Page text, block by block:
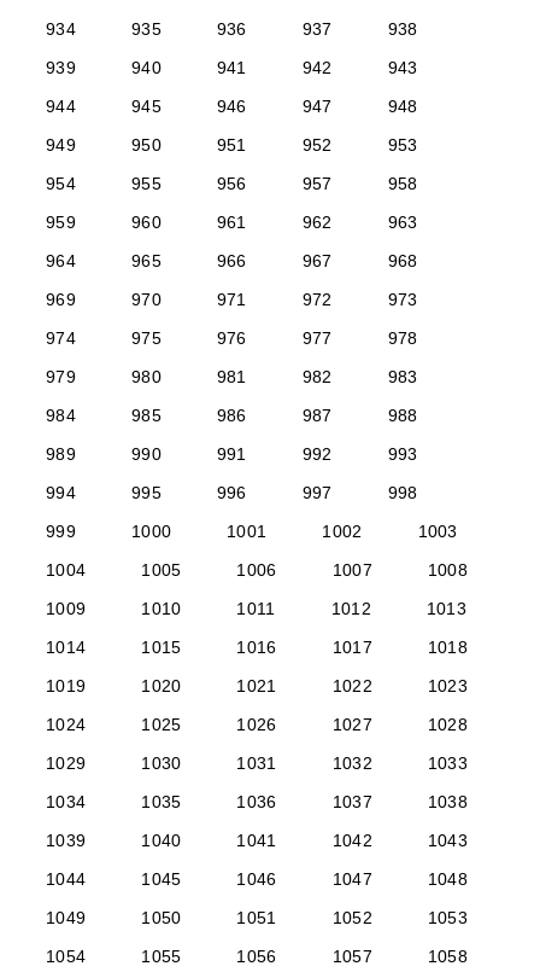
934 935 936 937
938
939
940 941 942
943
944
945 946 947
948
949
950 951 952
953
954
955 956 957
958
959
960 961 962
963
964
965 966 967
968
969
970 971 972
973
974
975 976 977
978
979
980 981 982
983
984
985 986 987
988
989
990 991 992
993
994
995 996 997
998
999
1000 1001 1002
1003
1004
1005 1006 1007
1008
1009
1010 1011 1012
1013
1014
1015 1016 1017
1018
1019
1020 1021 1022
1023
1024
1025 1026 1027
1028
1029
1030 1031 1032
1033
1034
1035 1036 1037
1038
1039
1040 1041 1042
1043
1044
1045 1046 1047
1048
1049
1050 1051 1052
1053
1054
1055 1056 1057
1058